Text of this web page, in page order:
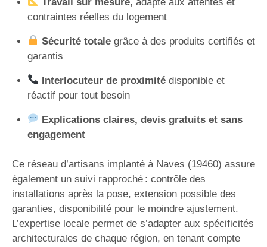
contraintes réelles du logement
Sécurité totalegrâce à des produits certifiés et
garantis
Interlocuteur de proximitédisponible et
réactif pour tout besoin
Explications claires, devis gratuits et sans
engagement
Ce réseau d’artisans implanté à Naves (19460) assure
également un suivi rapproché : contrôle des
installations après la pose, extension possible des
garanties, disponibilité pour le moindre ajustement.
L’expertise locale permet de s’adapter aux spécificités
architecturales de chaque région, en tenant compte